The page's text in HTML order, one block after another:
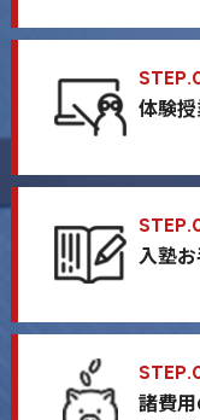
体験
入塾
諸費